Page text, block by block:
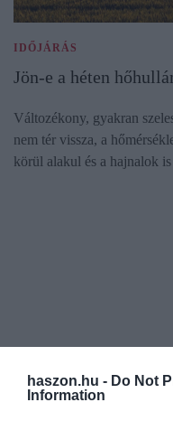
haszon.hu - Do Not
Information
IDŐJÁRÁS
Jön-e a héten
Változékony, gyakran
nem tér vissza, a
körül alakul és a hajnalok